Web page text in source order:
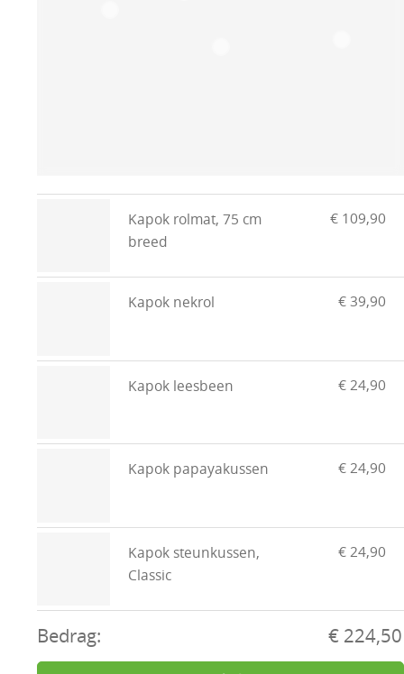
Kapok rolmat, 75 cm
breed
€ 109,90
Kapok nekrol € 39,90
Kapok leesbeen € 24,90
Kapok papayakussen € 24,90
Kapok steunkussen,
Classic
€ 24,90
Bedrag: € 224,50